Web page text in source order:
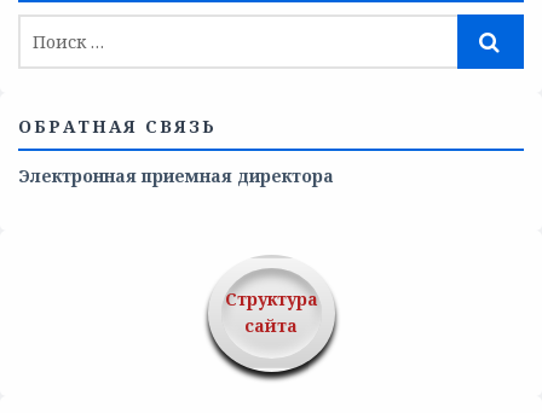
ОБРАТНАЯ СВЯЗЬ
Электронная приемная директора
Структура
сайта